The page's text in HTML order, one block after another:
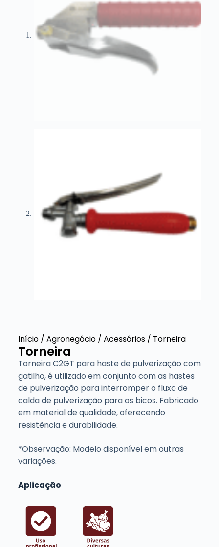
Início/ Agronegócio/ Acessórios/ Torneira
Torneira
Torneira C2GT para haste de pulverização com
gatilho, é utilizado em conjunto com as hastes
de pulverização para interromper o fluxo de
calda de pulverização para os bicos. Fabricado
em material de qualidade, oferecendo
resistência e durabilidade.
*Observação: Modelo disponível em outras
variações.
Aplicação